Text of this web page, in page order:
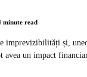
minute read
imprevizibilități și,
avea un impact